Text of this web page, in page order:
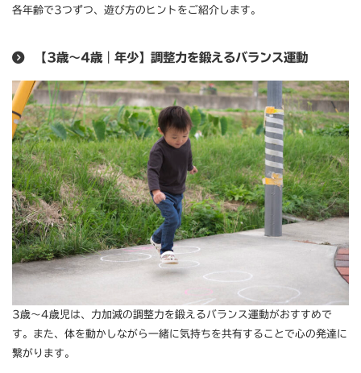
各年齢で3つずつ、遊び方のヒントをご紹介します。
【3歳～4歳｜年少】調整力を鍛えるバランス運動
3歳〜4歳児は、力加減の調整力を鍛えるバランス運動がおすすめで
す。また、体を動かしながら一緒に気持ちを共有することで心の発達に
繋がります。